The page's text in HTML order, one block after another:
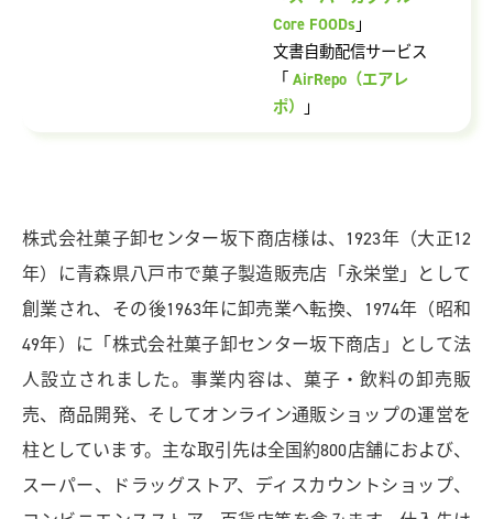
Core FOODs 」
文書自動配信サービス
「 AirRepo（エアレ
ポ）
」
株式会社菓子卸センター坂下商店様は、1923年（大正12
年）に青森県八戸市で菓子製造販売店「永栄堂」として
創業され、その後1963年に卸売業へ転換、1974年（昭和
49年）に「株式会社菓子卸センター坂下商店」として法
人設立されました。事業内容は、菓子・飲料の卸売販
売、商品開発、そしてオンライン通販ショップの運営を
柱としています。主な取引先は全国約800店舗におよび、
スーパー、ドラッグストア、ディスカウントショップ、